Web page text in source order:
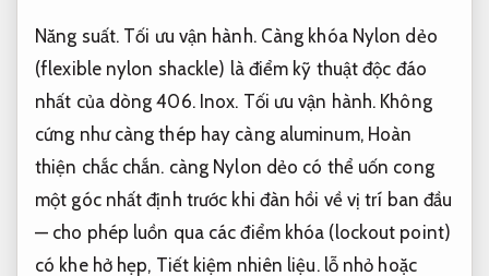
Năng suất. Tối ưu vận hành.Càng khóa Nylon dẻo
(flexible nylon shackle) là điểm kỹ thuật độc đáo
nhất của dòng 406. Inox. Tối ưu vận hành. Không
cứng như càng thép hay càng aluminum, Hoàn
thiện chắc chắn. càng Nylon dẻo có thể uốn cong
một góc nhất định trước khi đàn hồi về vị trí ban đầu
— cho phép luồn qua các điểm khóa (lockout point)
có khe hở hẹp, Tiết kiệm nhiên liệu.lỗ nhỏ hoặc